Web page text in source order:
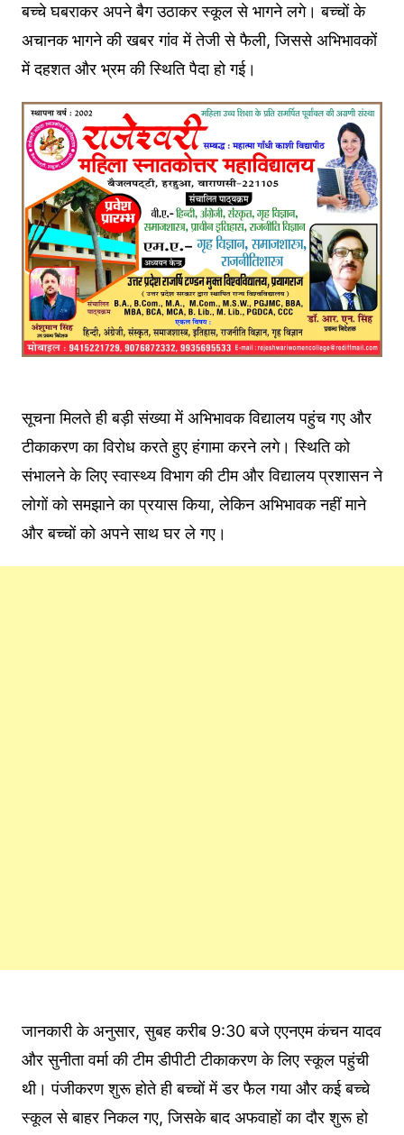
बच्चे घबराकर अपने बैग उठाकर स्कूल से भागने लगे। बच्चों के
अचानक भागने की खबर गांव में तेजी से फैली, जिससे अभिभावकों
में दहशत और भ्रम की स्थिति पैदा हो गई।
सूचना मिलते ही बड़ी संख्या में अभिभावक विद्यालय पहुंच गए और
टीकाकरण का विरोध करते हुए हंगामा करने लगे। स्थिति को
संभालने के लिए स्वास्थ्य विभाग की टीम और विद्यालय प्रशासन ने
लोगों को समझाने का प्रयास किया, लेकिन अभिभावक नहीं माने
और बच्चों को अपने साथ घर ले गए।
जानकारी के अनुसार, सुबह करीब 9:30 बजे एएनएम कंचन यादव
और सुनीता वर्मा की टीम डीपीटी टीकाकरण के लिए स्कूल पहुंची
थी। पंजीकरण शुरू होते ही बच्चों में डर फैल गया और कई बच्चे
स्कूल से बाहर निकल गए, जिसके बाद अफवाहों का दौर शुरू हो